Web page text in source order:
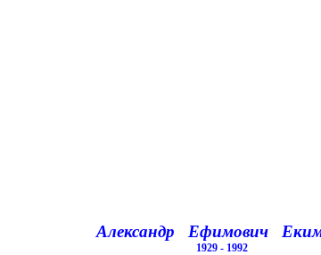
Александр Ефимович
1929 - 1992